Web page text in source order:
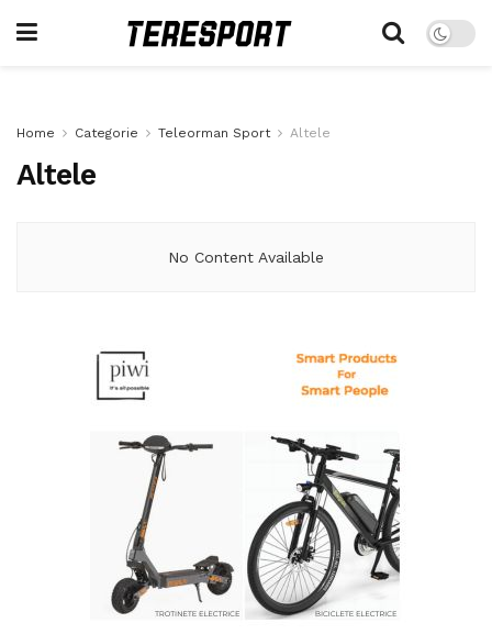
Home Categorie Teleorman Sport Altele
Altele
No Content Available